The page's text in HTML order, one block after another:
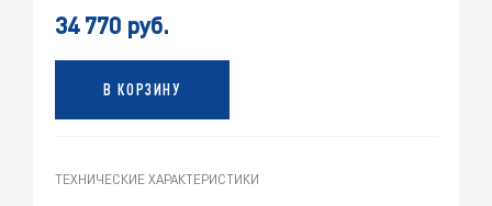
34 770 руб.
В КОРЗИНУ
ТЕХНИЧЕСКИЕ ХАРАКТЕРИСТИКИ